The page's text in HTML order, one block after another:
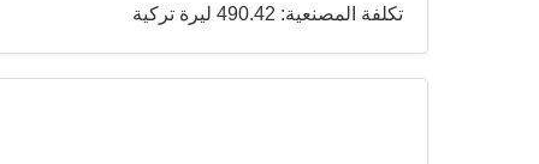
تكلفة المصنعية: 490.42 ليرة تركية